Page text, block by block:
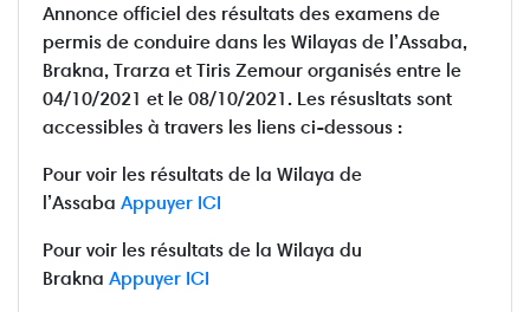
Annonce officiel des résultats des examens de
permis de conduire dans les Wilayas de l’Assaba,
Brakna, Trarza et Tiris Zemour organisés entre le
04/10/2021 et le 08/10/2021. Les résusltats sont
accessibles à travers les liens ci-dessous :
Pour voir les résultats de la Wilaya de
l’Assaba Appuyer ICI
Pour voir les résultats de la Wilaya du
Brakna Appuyer ICI